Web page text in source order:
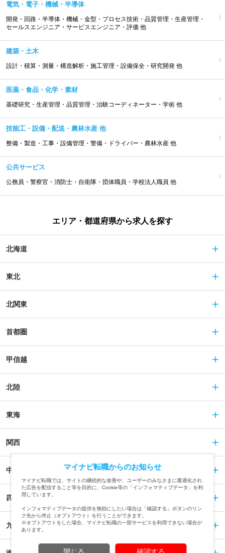
電気・電子・機械・半導体
開発・回路・半導体・機械・金型・プロセス技術・品質管理・生産管理・
セールスエンジニア・サービスエンジニア・評価 他
建築・土木
設計・積算・測量・構造解析・施工管理・設備保全・研究開発 他
医薬・食品・化学・素材
基礎研究・生産管理・品質管理・治験コーディネーター・学術 他
技能工・設備・配送・農林水産 他
整備・製造・工事・設備管理・警備・ドライバー・農林水産 他
公共サービス
公務員・警察官・消防士・自衛隊・団体職員・学校法人職員 他
エリア・都道府県から求人を探す
北海道
東北
北関東
首都圏
甲信越
北陸
東海
関西
中国
四国
九州
マイナビ転職からのお知らせ
マイナビ転職では、サイトの継続的な改善や、ユーザーのみなさまに最適化され
た広告を配信すること等を目的に、Cookie等の「インフォマティブデータ」を利
用しています。
インフォマティブデータの提供を無効にしたい場合は「確認する」ボタンのリン
ク先から停止（オプトアウト）を行うことができます。
※オプトアウトをした場合、マイナビ転職の一部サービスを利用できない場合が
あります。